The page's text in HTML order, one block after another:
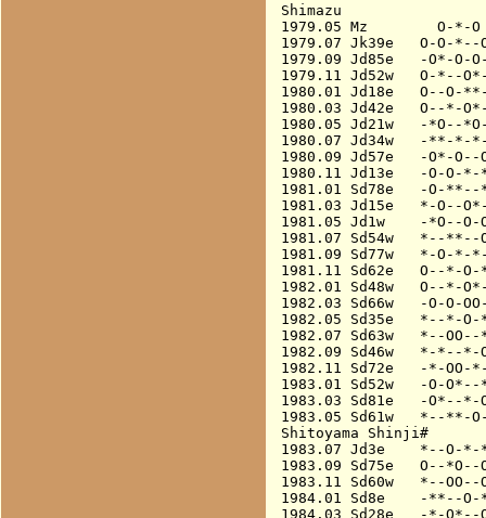
Shimazu
1979.05 Mz        O-
1979.07 Jk39e   O-O-*--
1979.09 Jd85e   -O*-O-
1979.11 Jd52w   O-*--
1980.01 Jd18e   O--O-
1980.03 Jd42e   O--*-
1980.05 Jd21w   -*O--
1980.07 Jd34w   -**-*-
1980.09 Jd57e   -O*-O--
1980.11 Jd13e   -O-O-*-
1981.01 Sd78e   -O-
1981.03 Jd15e   *-O--
1981.05 Jd1w    -*O--O-
1981.07 Sd54w   *--**--
1981.09 Sd77w   *-O-*-
1981.11 Sd62e   O--*-
1982.01 Sd48w   O--*-
1982.03 Sd66w   -O-O-
1982.05 Sd35e   *--*-
1982.07 Sd63w   *--
1982.09 Sd46w   *-*--*-
1982.11 Sd72e   -*-OO-
1983.01 Sd52w   -O-
1983.03 Sd81e   -O*--*-
1983.05 Sd61w   *--**-
Shitoyama Shinji#
1983.07 Jd3e    *--O-*-
1983.09 Sd75e   O--
1983.11 Sd60w   *--OO--
1984.01 Sd8e    -**--O-
1984.03 Sd28e   -*-